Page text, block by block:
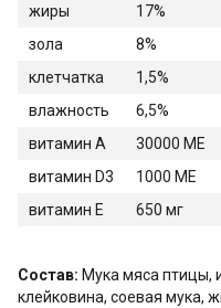
жиры
17%
зола
8%
клетчатка
1,5%
влажность
6,5%
витамин А
30000 МЕ
витамин D3
1000 МЕ
витамин Е
650 мг
Состав: Мука мяса птицы,
клейковина, соевая мука,